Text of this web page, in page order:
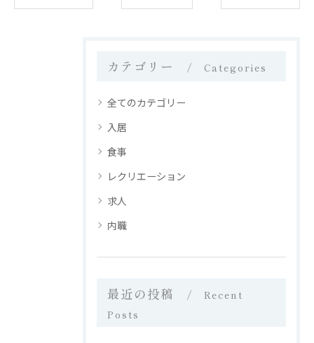
カテゴリー Categories
全てのカテゴリー
入居
食事
レクリエーション
求人
内職
最近の投稿
Recent
Posts